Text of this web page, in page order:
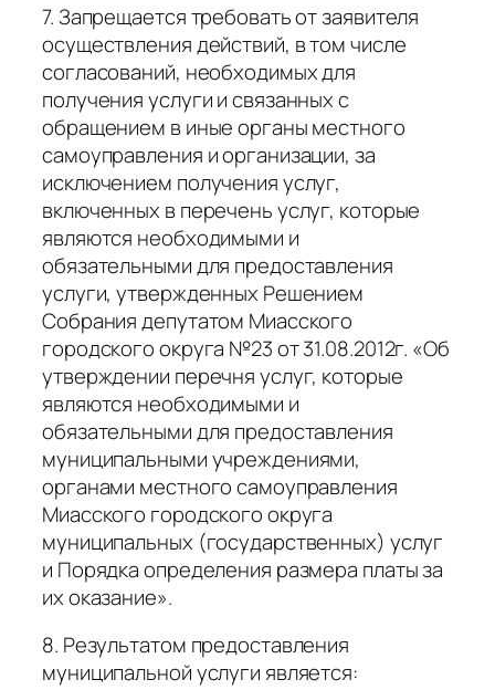
7. Запрещается требовать от заявителя
осуществления действий, в том числе
согласований, необходимых для
получения услуги и связанных с
обращением в иные органы местного
самоуправления и организации, за
исключением получения услуг,
включенных в перечень услуг, которые
являются необходимыми и
обязательными для предоставления
услуги, утвержденных Решением
Собрания депутатом Миасского
городского округа №23 от 31.08.2012г. «Об
утверждении перечня услуг, которые
являются необходимыми и
обязательными для предоставления
муниципальными учреждениями,
органами местного самоуправления
Миасского городского округа
муниципальных (государственных) услуг
и Порядка определения размера платы за
их оказание».
8. Результатом предоставления
муниципальной услуги является: